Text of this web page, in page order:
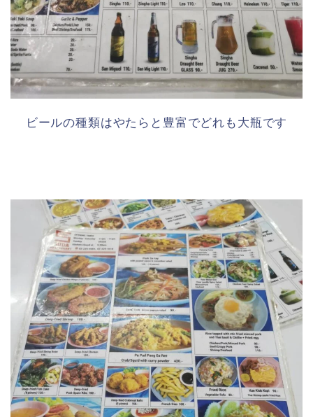
ビールの種類はやたらと豊富でどれも大瓶です